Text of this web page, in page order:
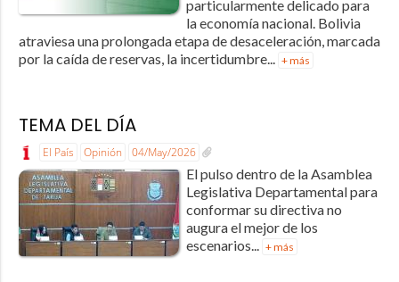
particularmente delicado para
la economía nacional. Bolivia
atraviesa una prolongada etapa de desaceleración, marcada
por la caída de reservas, la incertidumbre... + más
TEMA DEL DÍA
El País Opinión 04/May/2026
El pulso dentro de la Asamblea
Legislativa Departamental para
conformar su directiva no
augura el mejor de los
escenarios... + más